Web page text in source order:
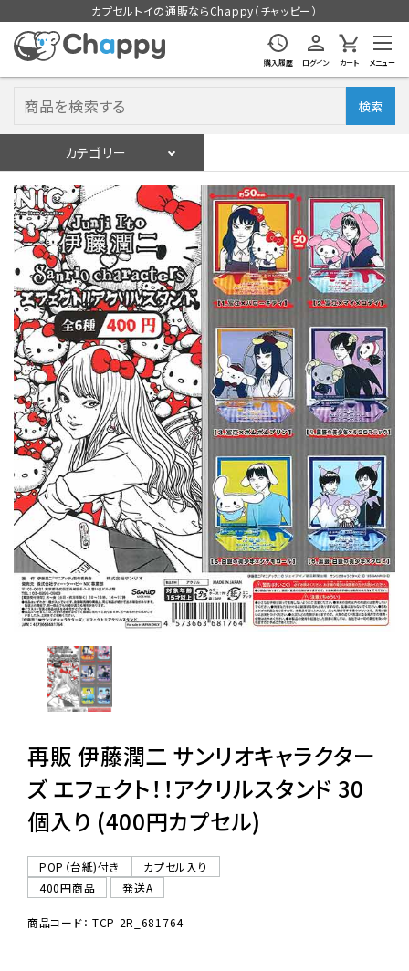
カプセルトイの通販ならChappy（チャッピー）
購入履歴 ログイン カート メニュー
検索
カテゴリー
ログイン 会員登録
入荷スケジュールをチェック
カプセルトイマシン本体
カプセルトイ
販促用空カプセル
レンタル
景品・玩具・文具
販促用カプセルトイ
よくあるご質問
06-6282-7659
再販 伊藤潤二 サンリオキャラクター
ズ エフェクト！！アクリルスタンド 30
個入り (400円カプセル)
POP（台紙)付き
カプセル入り
400円商品
発送A
商品コード： TCP-2R_681764